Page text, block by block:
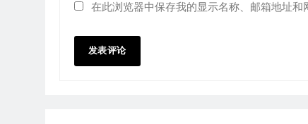
在此浏览器中保存我的显示名称、邮箱地址和